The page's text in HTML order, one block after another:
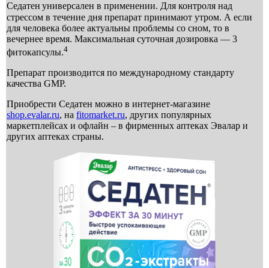
Седатен универсален в применении. Для контроля над
стрессом в течение дня препарат принимают утром. А если
для человека более актуальны проблемы со сном, то в
вечернее время. Максимальная суточная дозировка — 3
фитокапсулы.4
Препарат производится по международному стандарту
качества GMP.
Приобрести Седатен можно в интернет-магазине
shop.evalar.ru, на fitomarket.ru, других популярных
маркетплейсах и офлайн – в фирменных аптеках Эвалар и
других аптеках страны.